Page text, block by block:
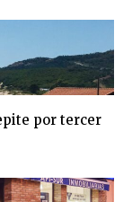
por tercer